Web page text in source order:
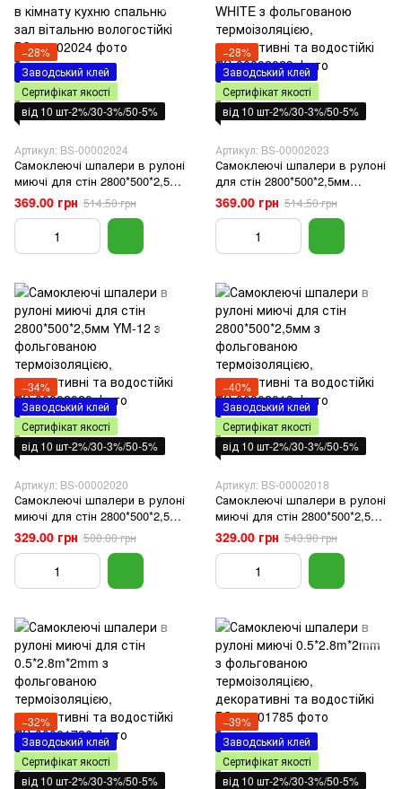
−28%
Заводський клей
Сертифікат якості
від 10 шт-2%/30-3%/50-5%
Артикул: BS-00002024
Самоклеючі шпалери в рулоні
миючі для стін 2800*500*2,5мм
PINK WHITE в кімнату кухню
спальню зал вітальню
вологостійкі
369.00 грн 514.50 грн
−28%
Заводський клей
Сертифікат якості
від 10 шт-2%/30-3%/50-5%
Артикул: BS-00002023
Самоклеючі шпалери в рулоні
для стін 2800*500*2,5мм
BEIGE WHITE з фольгованою
термоізоляцією, декоративні
та водостійкі
369.00 грн 514.50 грн
−34%
Заводський клей
Сертифікат якості
від 10 шт-2%/30-3%/50-5%
Артикул: BS-00002020
Самоклеючі шпалери в рулоні
миючі для стін 2800*500*2,5мм
YM-12 з фольгованою
термоізоляцією, декоративні
та водостійкі
329.00 грн 500.00 грн
−40%
Заводський клей
Сертифікат якості
від 10 шт-2%/30-3%/50-5%
Артикул: BS-00002018
Самоклеючі шпалери в рулоні
миючі для стін 2800*500*2,5мм
з фольгованою
термоізоляцією, декоративні
та водостійкі
329.00 грн 543.90 грн
−32%
Заводський клей
Сертифікат якості
від 10 шт-2%/30-3%/50-5%
−39%
Заводський клей
Сертифікат якості
від 10 шт-2%/30-3%/50-5%